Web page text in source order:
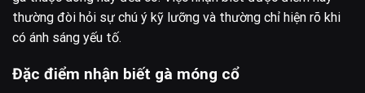
thường đòi hỏi sự chú ý kỹ lưỡng và thường chỉ hiện rõ khi
có ánh sáng yếu tố.
Đặc điểm nhận biết gà móng cổ